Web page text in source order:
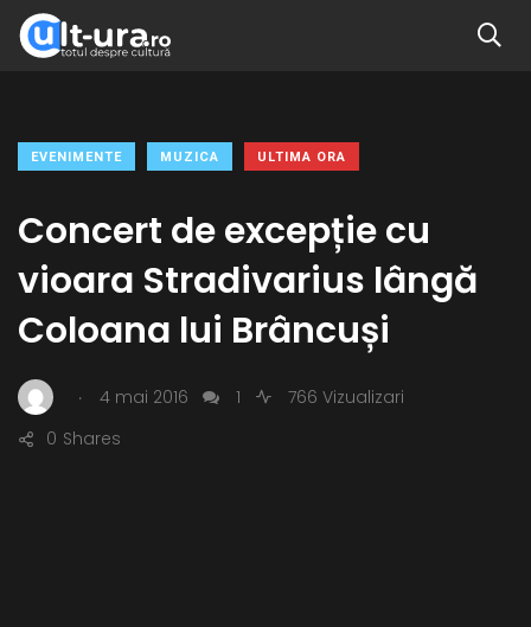
EVENIMENTE MUZICA ULTIMA ORA
Concert de excepție cu
vioara Stradivarius lângă
Coloana lui Brâncuși
. 4 mai 2016 1
766 Vizualizari
Shares
0